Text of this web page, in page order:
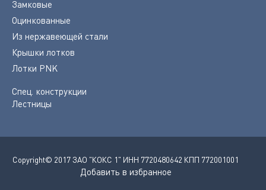
Замковые
Оцинкованные
Из нержавеющей стали
Крышки лотков
Лотки PNK
Спец. конструкции
Лестницы
Copyright© 2017 ЗАО "КОКС 1" ИНН 7720480642 КПП 772001001
Добавить в избранное